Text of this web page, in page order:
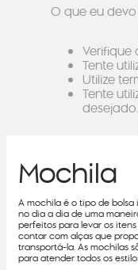
O que eu
Verifique
Tente
Utilize
Tente
desejado.
Mochila
A mochila é o tipo de
no dia a dia de uma
perfeitos para levar os
contar com alças que
transportá-la. As mochilas
para atender todos os